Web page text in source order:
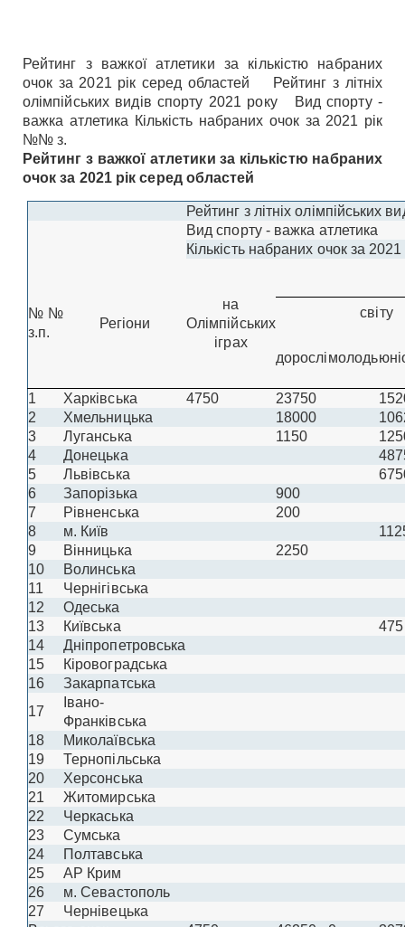
Рейтинг з важкої атлетики за кількістю набраних
очок за 2021 рік серед областей Рейтинг з літніх
олімпійських видів спорту 2021 року Вид спорту -
важка атлетика Кількість набраних очок за 2021 рік
№№ з.
Рейтинг з важкої атлетики за кількістю набраних
очок за 2021 рік серед областей
Рейтинг з літніх олімпійських
Вид спорту - важка атлетика
Кількість набраних очок за 2021
№№
з.п.
Регіони
на
Олімпійських
іграх
світу
дорослімолодь
1 Харківська 4750 23750
2
Хмельницька 18000
3
Луганська 1150
4
Донецька
5
Львівська
6
Запорізька
900
7
Рівненська
200
8
м. Київ
9
Вінницька
2250
10
Волинська
11
Чернігівська
12
Одеська
13
Київська
475
14
Дніпропетровська
15
Кіровоградська
16
Закарпатська
17
Івано-
Франківська
18
Миколаївська
19
Тернопільська
20
Херсонська
21
Житомирська
22
Черкаська
23
Сумська
24
Полтавська
25
АР Крим
26
м. Севастополь
27
Чернівецька